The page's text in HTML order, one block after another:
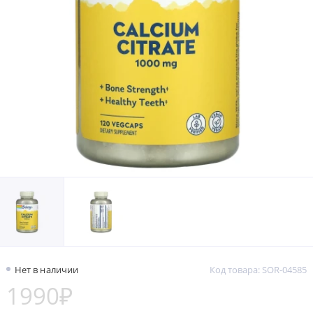
Нет в наличии Код товара: SOR-04585
1990₽